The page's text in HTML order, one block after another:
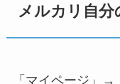
メルカリ自
「マイページ」